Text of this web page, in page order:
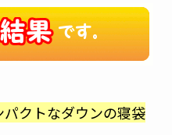
クトなダウンの寝袋